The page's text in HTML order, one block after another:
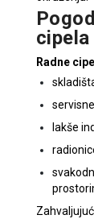
Radne
lakše